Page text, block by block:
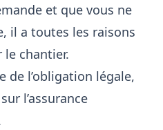
et que vous ne
il a toutes les raisons
le chantier.
de l’obligation légale,
l’assurance